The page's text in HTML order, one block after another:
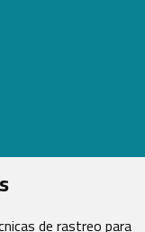
de rastreo para